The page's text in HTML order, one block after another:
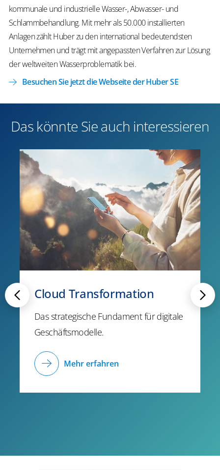
kommunale und industrielle Wasser-, Abwasser- und
Schlammbehandlung. Mit mehr als 50.000 installierten
Anlagen zählt Huber zu den international bedeutendsten
Unternehmen und trägt mit angepassten Verfahren zur Lösung
der weltweiten Wasserproblematik bei.
Besuchen Sie jetzt die Webseite der Huber SE
Das könnte Sie auch interessieren
Cloud Transformation
Das strategische Fundament für digitale
Geschäftsmodelle.
Mehr erfahren